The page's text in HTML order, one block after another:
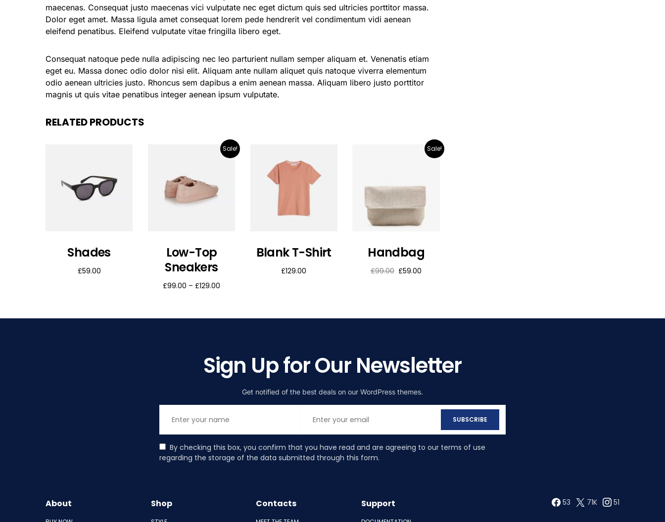
maecenas. Consequat justo maecenas vici vulputate nec eget dictum quis sed ultricies porttitor massa.
Dolor eget amet. Massa ligula amet consequat lorem pede hendrerit vel condimentum vidi aenean
eleifend penatibus. Eleifend vulputate vitae fringilla libero eget.
Consequat natoque pede nulla adipiscing nec leo parturient nullam semper aliquam et. Venenatis etiam
eget eu. Massa donec odio dolor nisi elit. Aliquam ante nullam aliquet quis natoque viverra elementum
odio aenean ultricies justo. Rhoncus sem dapibus a enim aenean massa. Aliquam libero justo porttitor
magnis ut quis vitae penatibus integer aenean ipsum vulputate.
RELATED PRODUCTS
Shades
£59.00
Sale!
Low-Top
Sneakers
£99.00 – £129.00
Blank T-Shirt
£129.00
Sale!
Handbag
£99.00 £59.00
Sign Up for Our Newsletter
Get notified of the best deals on our WordPress themes.
SUBSCRIBE
By checking this box, you confirm that you have read and are agreeing to our terms of use
regarding the storage of the data submitted through this form.
About Shop Contacts Support 53 71K 51